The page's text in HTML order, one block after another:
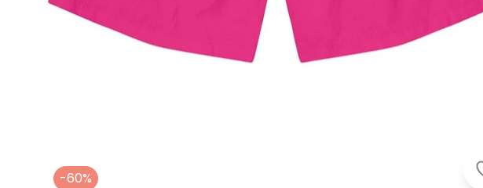
-60%